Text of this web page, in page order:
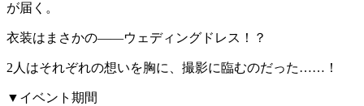
が届く。
衣装はまさかの――ウェディングドレス！？
2人はそれぞれの想いを胸に、撮影に臨むのだった……！
▼イベント期間